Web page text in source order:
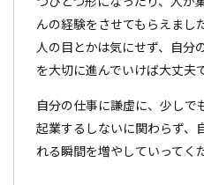
んの経験をさせてもらえまし
人の目とかは気にせず、自分
を大切に進んでいけば大丈夫
自分の仕事に謙虚に、少しで
起業するしないに関わらず、
れる瞬間を増やしていってく